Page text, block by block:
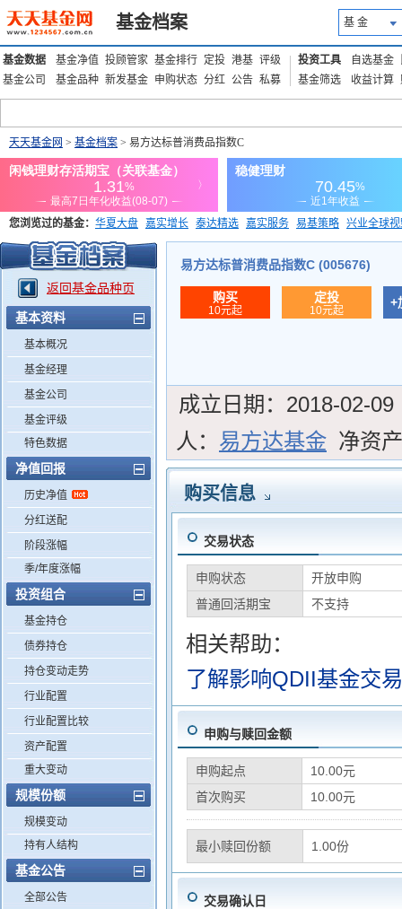
基金档案 基 金
基金数据 基金净值 投顾管家 基金排行 定投 港基 评级
基金公司
基金品种 新发基金 申购状态 分红 公告 私募
投资工具 自选基金
基金筛选
收益计算
天天基金网 > 基金档案 > 易方达标普消费品指数C
您浏览过的基金： 华夏大盘 嘉实增长 泰达精选 嘉实服务 易基策略 兴业全球
添富优势 华安宏利 上证180价值ETF
返回基金品种页
基本资料
基本概况
基金经理
基金公司
基金评级
特色数据
净值回报
历史净值
分红送配
阶段涨幅
季/年度涨幅
投资组合
基金持仓
债券持仓
持仓变动走势
行业配置
行业配置比较
资产配置
重大变动
规模份额
规模变动
持有人结构
基金公告
全部公告
易方达标普消费品指数C (005676)
购买
10元起
定投
10元起
+
成立日期： 2018-02-09
人： 易方达基金 净资
购买信息
交易状态
申购状态
开放申购
普通回活期宝
不支持
相关帮助：
了解影响QDII基金交
申购与赎回金额
申购起点
10.00元
首次购买
10.00元
最小赎回份额 1.00份
交易确认日